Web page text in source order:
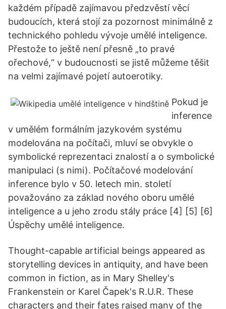
každém případě zajímavou předzvěstí věcí
budoucích, která stojí za pozornost minimálně z
technického pohledu vývoje umělé inteligence.
Přestože to ještě není přesně „to pravé
ořechové,“ v budoucnosti se jistě můžeme těšit
na velmi zajímavé pojetí autoerotiky.
Pokud je
inference
v umělém formálním jazykovém systému
modelována na počítači, mluví se obvykle o
symbolické reprezentaci znalostí a o symbolické
manipulaci (s nimi). Počítačové modelování
inference bylo v 50. letech min. století
považováno za základ nového oboru umělé
inteligence a u jeho zrodu stály práce [4] [5] [6]
Úspěchy umělé inteligence.
Thought-capable artificial beings appeared as
storytelling devices in antiquity, and have been
common in fiction, as in Mary Shelley's
Frankenstein or Karel Čapek's R.U.R. These
characters and their fates raised many of the